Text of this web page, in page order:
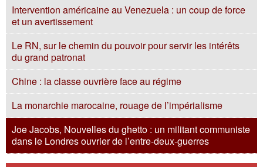
Intervention américaine au Venezuela : un coup de force
et un avertissement
Le RN, sur le chemin du pouvoir pour servir les intérêts
du grand patronat
Chine : la classe ouvrière face au régime
La monarchie marocaine, rouage de l’impérialisme
Joe Jacobs, Nouvelles du ghetto : un militant communiste
dans le Londres ouvrier de l’entre-deux-guerres